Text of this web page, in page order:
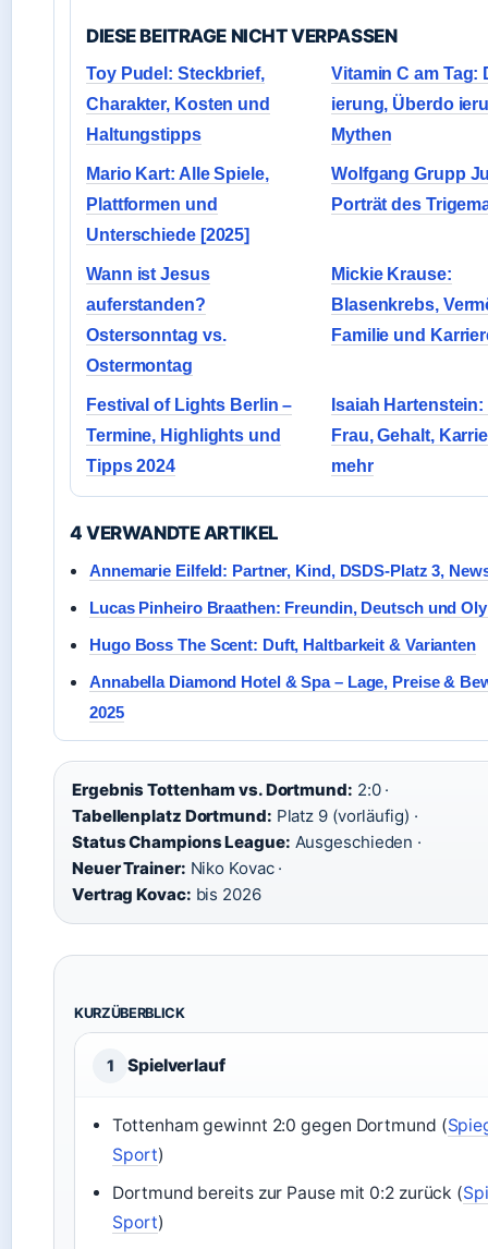
DIESE BEITRAGE NICHT VERPASSEN
Toy Pudel: Steckbrief,
Charakter, Kosten und
Haltungstipps
Vitamin C am Tag:
ierung, Überdo
Mythen
Mario Kart: Alle Spiele,
Plattformen und
Unterschiede [2025]
Wolfgang Grupp
Porträt des
Wann ist Jesus
auferstanden?
Ostersonntag vs.
Ostermontag
Mickie Krause:
Blasenkrebs,
Familie und
Festival of Lights Berlin –
Termine, Highlights und
Tipps 2024
Isaiah Hartenstein:
Frau, Gehalt,
mehr
4 VERWANDTE ARTIKEL
Annemarie Eilfeld: Partner, Kind, DSDS-Platz 3,
Lucas Pinheiro Braathen: Freundin, Deutsch und
Hugo Boss The Scent: Duft, Haltbarkeit & Varianten
Annabella Diamond Hotel & Spa – Lage, Preise &
2025
Ergebnis Tottenham vs. Dortmund: 2:0 ·
Tabellenplatz Dortmund: Platz 9 (vorläufig) ·
Status Champions League: Ausgeschieden ·
Neuer Trainer: Niko Kovac ·
Vertrag Kovac: bis 2026
KURZÜBERBLICK
1 Spielverlauf
Tottenham gewinnt 2:0 gegen Dortmund (
Sport)
Dortmund bereits zur Pause mit 0:2 zurück (
Sport)